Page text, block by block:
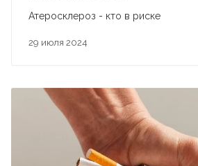
29 июля 2024
Атеросклероз - кто в риске